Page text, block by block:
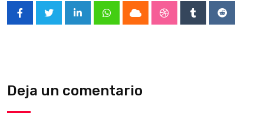
LinkedInWhatsappCloud StumbleUpon
TumblrReddit
Deja un comentario